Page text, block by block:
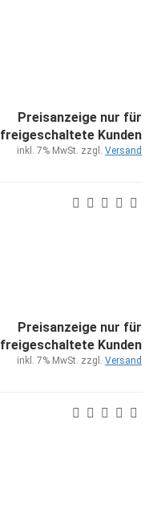
Preisanzeige nur für
freigeschaltete Kunden
inkl. 7% MwSt. zzgl. Versand
Preisanzeige nur für
freigeschaltete Kunden
inkl. 7% MwSt. zzgl. Versand